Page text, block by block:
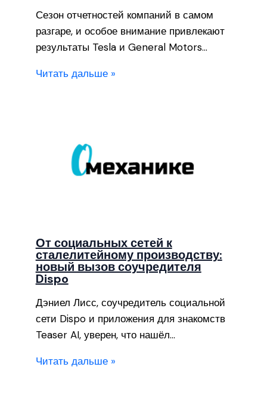
Сезон отчетностей компаний в самом
разгаре, и особое внимание привлекают
результаты Tesla и General Motors…
Читать дальше »
От социальных сетей к
сталелитейному производству:
новый вызов соучредителя
Dispo
Дэниел Лисс, соучредитель социальной
сети Dispo и приложения для знакомств
Teaser AI, уверен, что нашёл…
Читать дальше »